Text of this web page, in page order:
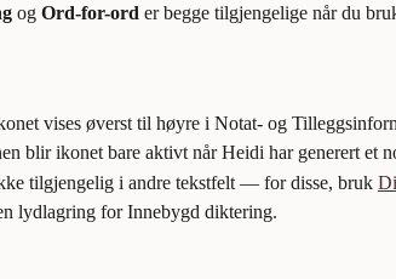
og Ord-for-ord er begge tilgjengelige når du
vises øverst til høyre i Notat- og
blir ikonet bare aktivt når Heidi har generert et
tilgjengelig i andre tekstfelt — for disse, bruk
lydlagring for Innebygd diktering.